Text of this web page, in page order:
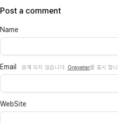
Post a comment
Name
Email 공개 되지 않습니다. Gravatar를 표시 합니
WebSite